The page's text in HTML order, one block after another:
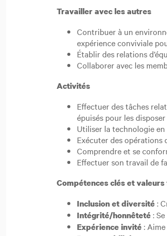
Travailler avec les autres
Contribuer à un
expérience conviviale
Établir des relations
Collaborer avec les
Activités
Effectuer des tâches
épuisés pour les
Utiliser la technologie
Exécuter des opérations
Comprendre et se
Effectuer son travail de
Compétences clés et
Inclusion et diversité:
Intégrité/honnêteté:
Expérience invité: